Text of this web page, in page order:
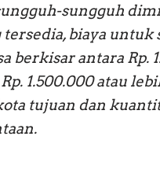
sungguh
biaya untuk
berkisar antara Rp.
1.500.000 atau
tujuan dan